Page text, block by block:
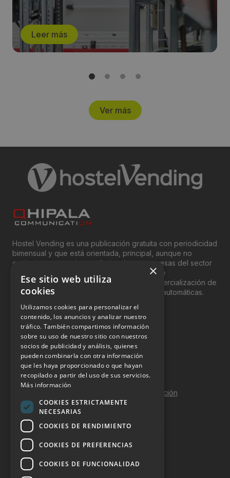
Leer más
Ver más
Hostel Vending es una publicación gratuita con periodicidad
bimensual y que está orientada, principal, aunque no
exclusivamente, a los profesionales y empresas del sector
del “Vending”; nombre con el que se conoce
genéricamente entre profesionales a la comercialización de
productos y servicios a través de máquinas automáticas.
INFORMACIÓN LEGAL
Aviso Legal
Política de Privacidad
Política de Cookies
Política de calidad y seguridad de la información
Contacto
DOSSIER Y CONTRATACIÓN
×
Ese sitio web utiliza
cookies
Utilizamos cookies para personalizar el
contenido, los anuncios y analizar nuestro
tráfico. También compartimos información
sobre su uso de nuestro sitio con nuestros
socios de publicidad y análisis, quienes
pueden combinarla con otra información
que les haya proporcionado o que hayan
recopilado a partir del uso de sus servicios.
Más información
COOKIES ESTRICTAMENTE
NECESARIAS
COOKIES DE RENDIMIENTO
COOKIES DE PREFERENCIAS
COOKIES DE FUNCIONALIDAD